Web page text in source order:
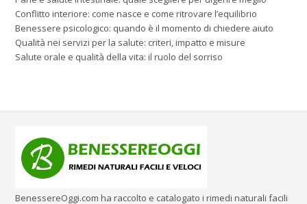
Conflitto interiore: come nasce e come ritrovare l’equilibrio
Benessere psicologico: quando è il momento di chiedere aiuto
Qualità nei servizi per la salute: criteri, impatto e misure
Salute orale e qualità della vita: il ruolo del sorriso
BenessereOggi.com ha raccolto e catalogato i rimedi naturali facili